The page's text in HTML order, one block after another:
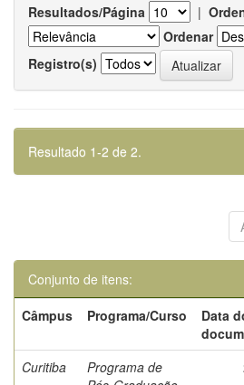
Resultados/Página |
Ordenar
Registro(s)
Resultado 1-2 de 2.
Conjunto de itens:
Câmpus
Programa/Curso
Data
Curitiba
Programa de